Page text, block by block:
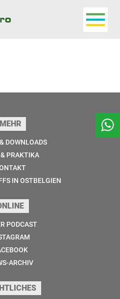
MEHR
DOWNLOADS
PRAKTIKA
IN OSTBELGIEN
PODCAST
ARCHIV